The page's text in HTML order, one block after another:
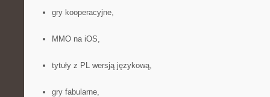
gry kooperacyjne,
MMO na iOS,
tytuły z PL wersją językową,
gry fabularne,